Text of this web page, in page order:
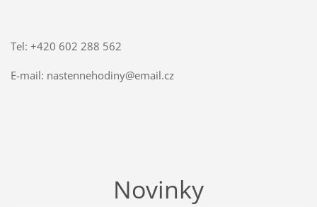
Tel: +420 602 288 562
E-mail: nastennehodiny@email.cz
Novinky